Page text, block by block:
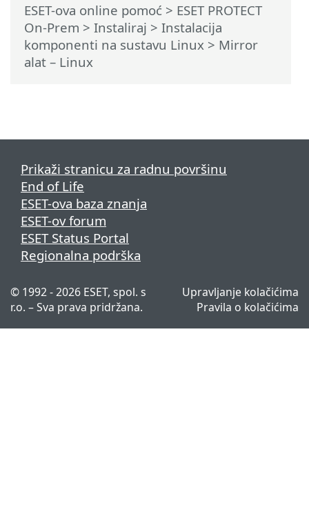
ESET-ova online pomoć > ESET PROTECT
On-Prem > Instaliraj > Instalacija
komponenti na sustavu Linux > Mirror
alat – Linux
Prikaži stranicu za radnu površinu
End of Life
ESET-ova baza znanja
ESET-ov forum
ESET Status Portal
Regionalna podrška
© 1992 - 2026 ESET, spol. s
r.o. – Sva prava pridržana.
Upravljanje kolačićima
Pravila o kolačićima